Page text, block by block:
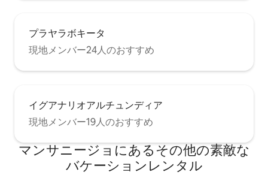
プラヤラボキータ
現地メンバー24人のおすすめ
イグアナリオアルチュンディア
現地メンバー19人のおすすめ
マンサニージョにあるその他の素敵な
バケーションレンタル